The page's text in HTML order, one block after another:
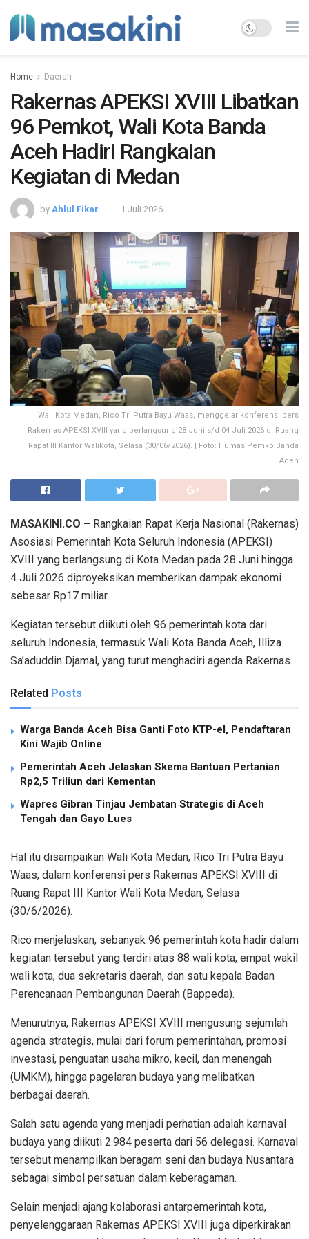
Home Daerah
Rakernas APEKSI XVIII Libatkan
96 Pemkot, Wali Kota Banda
Aceh Hadiri Rangkaian
Kegiatan di Medan
by Ahlul Fikar 1 Juli 2026
Wali Kota Medan, Rico Tri Putra Bayu Waas, menggelar konferensi pers
Rakernas APEKSI XVIII yang berlangsung 28 Juni s/d 04 Juli 2026 di Ruang
Rapat III Kantor Walikota, Selasa (30/06/2026). | Foto: Humas Pemko Banda
Aceh
MASAKINI.CO – Rangkaian Rapat Kerja Nasional (Rakernas)
Asosiasi Pemerintah Kota Seluruh Indonesia (APEKSI)
XVIII yang berlangsung di Kota Medan pada 28 Juni hingga
4 Juli 2026 diproyeksikan memberikan dampak ekonomi
sebesar Rp17 miliar.
Kegiatan tersebut diikuti oleh 96 pemerintah kota dari
seluruh Indonesia, termasuk Wali Kota Banda Aceh, Illiza
Sa’aduddin Djamal, yang turut menghadiri agenda Rakernas.
Related Posts
Warga Banda Aceh Bisa Ganti Foto KTP-el, Pendaftaran
Kini Wajib Online
Pemerintah Aceh Jelaskan Skema Bantuan Pertanian
Rp2,5 Triliun dari Kementan
Wapres Gibran Tinjau Jembatan Strategis di Aceh
Tengah dan Gayo Lues
Hal itu disampaikan Wali Kota Medan, Rico Tri Putra Bayu
Waas, dalam konferensi pers Rakernas APEKSI XVIII di
Ruang Rapat III Kantor Wali Kota Medan, Selasa
(30/6/2026).
Rico menjelaskan, sebanyak 96 pemerintah kota hadir dalam
kegiatan tersebut yang terdiri atas 88 wali kota, empat wakil
wali kota, dua sekretaris daerah, dan satu kepala Badan
Perencanaan Pembangunan Daerah (Bappeda).
Menurutnya, Rakernas APEKSI XVIII mengusung sejumlah
agenda strategis, mulai dari forum pemerintahan, promosi
investasi, penguatan usaha mikro, kecil, dan menengah
(UMKM), hingga pagelaran budaya yang melibatkan
berbagai daerah.
Salah satu agenda yang menjadi perhatian adalah karnaval
budaya yang diikuti 2.984 peserta dari 56 delegasi. Karnaval
tersebut menampilkan beragam seni dan budaya Nusantara
sebagai simbol persatuan dalam keberagaman.
Selain menjadi ajang kolaborasi antarpemerintah kota,
penyelenggaraan Rakernas APEKSI XVIII juga diperkirakan